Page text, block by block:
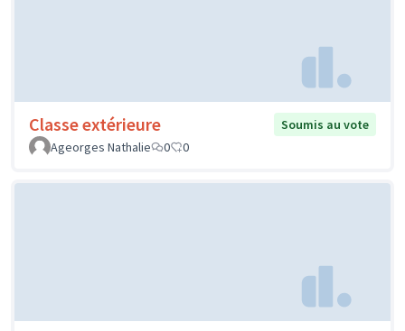
Classe extérieure
Soumis au vote
Ageorges Nathalie
0 0